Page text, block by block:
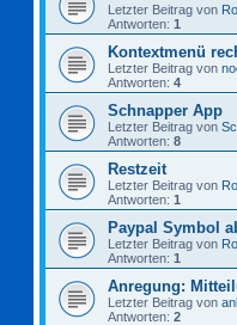
Letzter Beitrag von
Antworten: 1
Kontextmenü
Letzter Beitrag von
Antworten: 4
Schnapper App
Letzter Beitrag von
Antworten: 8
Restzeit
Letzter Beitrag von
Antworten: 1
Paypal Symbol
Letzter Beitrag von
Antworten: 1
Anregung:
Letzter Beitrag von
Antworten: 2